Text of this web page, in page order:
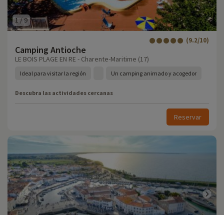
1/9
Camping Antioche
(9.2/10)
LE BOIS PLAGE EN RE - Charente-Maritime (17)
Ideal para visitar la región Un camping animado y acogedor
Descubra las actividades cercanas
Reservar